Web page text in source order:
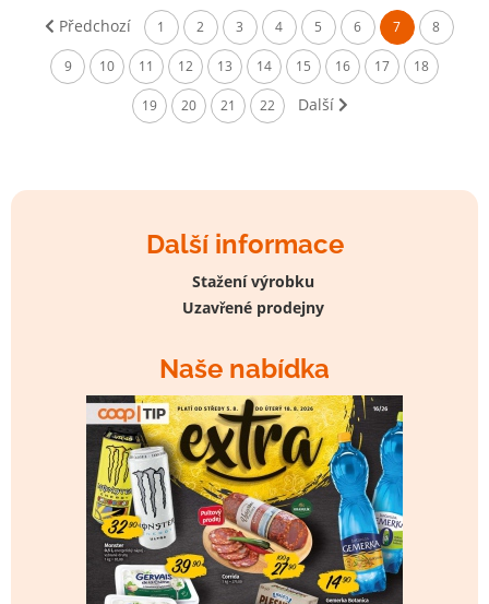
Další informace
Stažení výrobku
Uzavřené prodejny
Naše nabídka
Předchozí 1 2 3 4 5 6 7 8
9 10 11 12 13 14 15 16 17 18
19 20 21 22 Další